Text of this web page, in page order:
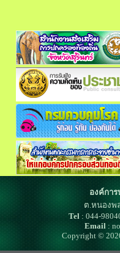
องค์กา
ต.หนองพ
Tel: 044-
Email :
Copyright ©